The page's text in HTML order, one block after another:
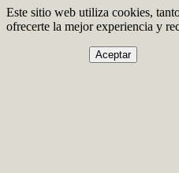
Este sitio web utiliza cookies,
ofrecerte la mejor experiencia y
Aceptar